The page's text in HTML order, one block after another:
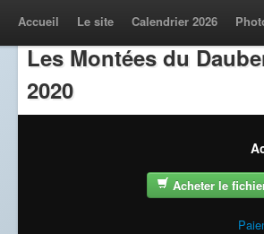
Accueil Le site Calendrier 2026
Les Montées du
2020
Acheter le